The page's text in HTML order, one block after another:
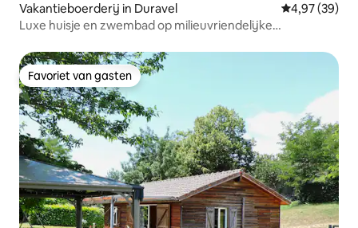
Vakantieboerderij in Duravel Gemiddelde
4,97 (39)
Luxe huisje en zwembad op milieuvriendelijke
Favoriet van gasten
Favoriet van gasten